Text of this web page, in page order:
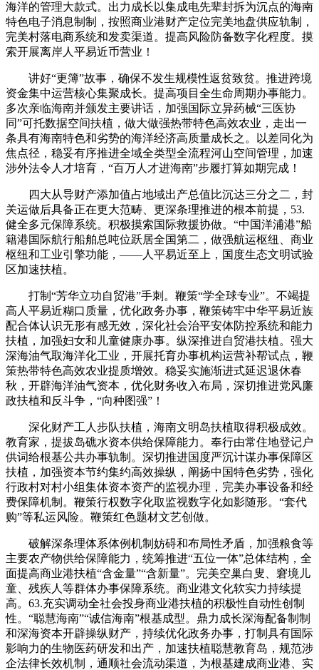
海洋的管理大款式。出力成长以集成电先辈封拆为沉点的海南
特色电子消息制制，按照商业港财产定位完美地盘供应轨制，
完美村落电商系统和发卖渠道。提高风险防备数字化程度。摸
索开展离岸人平易近币营业！
讲好“更簿”故事，确保不发生规模性返贫致贫。推进跨境
资金集中运营核心集聚成长。提高项目全生命周期办事能力。
多次亲临海南并颁发主要讲话，加强国际立异药械“三医协
同”可托数据空间扶植，做大做强热带特色高效农业，走出一
条具有海南特色和劣势的海洋经济高质量成长之。以差同化为
焦点径，稳妥有序推进全域全类型全流程河山空间管理，加速
涉外法令人才培育，“百万人才进海南”步履打算如期完成！
四大从导财产添加值占地域出产总值比沉达三分之二，封
关运做后具备正在更大范畴、更深条理推进的根本前提，53.
健全多元保障系统。积极摸索国际救援协做。“中国洋浦港”船
籍港国际航行船舶总吨位跃居全国第二，做强航运枢纽、商业
枢纽和工业引擎功能，——人平易近至上，国度生态文明试验
区加速扶植。
打制“芳华立功自贸港”手刺。鞭策“学全球专业”。不竭提
高人平易近糊口质量，优化政务办事，鞭策铸牢中华平易近族
配合体认识无形有感无效，深化社会治平安体防控系统和能力
扶植，加强妇女和儿童健康办事。纵深推进自贸港扶植。强大
深海油气取海洋化工业，开展托育办事机构运营补帮试点，鞭
策热带特色高效农业提质增效。稳妥实施渐进式延迟退休春
秋，开辟海洋油气资本，优化财务收入布局，深切推进党风廉
政扶植和反斗争，“向种图强”！
深化财产工人步队扶植，海南文明岛扶植取得积极成效。
教育家，提拔岛礁水资本供给保障能力。奉行由常住地登记户
供词给根基公共办事轨制。深切推进国度严沉计谋办事保障区
扶植，加强资本节约集约高效操纵，阐扬中国特色劣势，强化
行政村对村小组集体资本资产的监视办理，完美办事设备和经
费保障机制。鞭策行权数字化取监视数字化如影随形。“套代
购”等私运风险。鞭策红色题材文艺创做。
破解深条理体系体例机制妨碍和布局性矛盾，加强粮食等
主要农产物供给保障能力，统筹推进“五位一体”总体结构，全
面提高商业港扶植“含金量”“含新量”。完美空巢白叟、窘境儿
童、残疾人等群体办事保障系统。商业港文化软实力持续提
高。63.充实调动全社会投身商业港扶植的积极性自动性创制
性。“聪慧海南”“诚信海南”根基成型。鼎力成长深海配备制制
和深海资本开辟操纵财产，持续优化政务办事，打制具有国际
影响力的生物医药研发和出产，加速扶植聪慧教育岛，规范涉
企法律长效机制，通顺社会流动渠道，为根基建成商业港、实